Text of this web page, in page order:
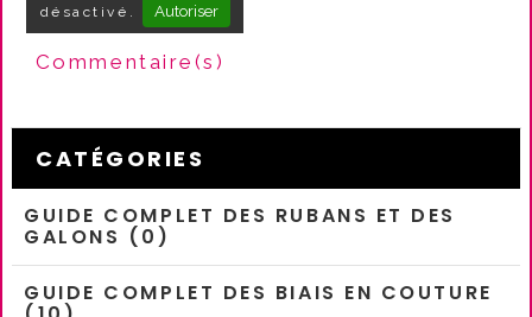
sangle trop...
désactivé.
Autoriser
Commentaire(s)
CATÉGORIES
GUIDE COMPLET DES RUBANS ET DES
GALONS (0)
GUIDE COMPLET DES BIAIS EN COUTURE